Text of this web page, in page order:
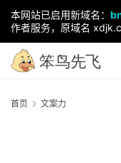
本网站已启用新域名：
作者服务，原域名
首页 文案力